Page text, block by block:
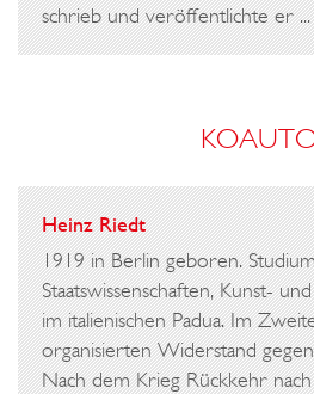
schrieb und veröffentlichte er ...
Heinz Riedt
1919 in Berlin geboren.
Staatswissenschaften, Kunst-
im italienischen Padua. Im
organisierten Widerstand gegen
Nach dem Krieg Rückkehr nach